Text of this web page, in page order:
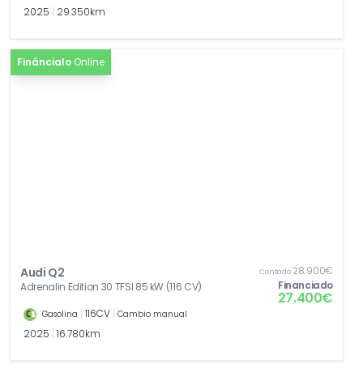
2025 29.350km
Fináncialo Online
Audi Q2
Adrenalin Edition 30 TFSI 85 kW (116 CV)
Contado28.900€
Financiado
27.400€
Gasolina 116CV Cambio manual
2025 16.780km